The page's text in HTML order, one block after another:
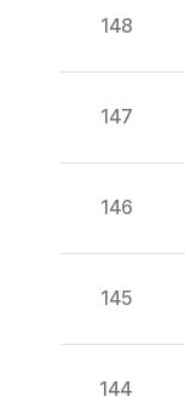
148
147
146
145
144